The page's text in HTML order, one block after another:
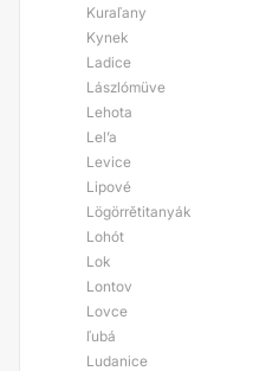
Kuraľany
Kynek
Ladice
Lászlómüve
Lehota
Lel’a
Levice
Lipové
Lögörrětitanyák
Lohót
Lok
Lontov
Lovce
ľubá
Ludanice